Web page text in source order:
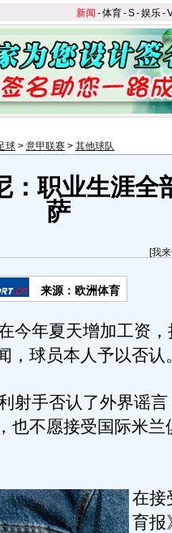
新闻 -体育-S-娱乐-
球 > 意甲联赛 > 其他球队
：职业生涯全
萨
[我
来源：欧洲体育
今年夏天增加工资，
，球员本人予以否认
手否认了外界谣言
也不愿接受国际米兰
在接
育报